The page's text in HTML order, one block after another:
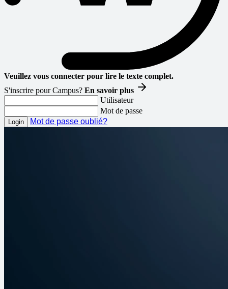
Veuillez vous connecter pour lire le texte complet.
S'inscrire pour Campus? En savoir plus
Utilisateur
Mot de passe
Mot de passe oublié?